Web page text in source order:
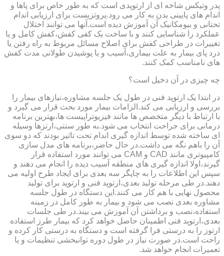
پدر وتیکس شاخه ای از ارتوپدی است که به طور خاص برای پاها و
اندام های پایینی بدن به کار می رود.پروتزیست برای ارزیابی اندام
تحتانی و بیومکانیک آن آموزش دیده است.آنها می توانند اختلال
عملکرد را شناسایی کنند و با ساخت یک کفی کفش،کفش کامل و یا
تغییرات در طراحی کفش برای اصلاح مسائل مربوط به راه رفتن یا
درد پای بیمار به علت بیماری،آسیب و یا پوشیدن طولانی مدت کفش
های نامناسب کمک کنند.
چه چیزی در آن دخیل است؟
در ابتدا یک ارتوپد فنی در طول یک جلسه مشاوره،نیازهای بیمار را
بررسی و ارزیابی می کند.الزامات بیمار مورد بحث قرار می گیرد و
با ارتباط با دیگر متخصص ها مانند فیزیوتراپیست ها،بهترین برنامه
درمانی برای جراحت انتخاب می شود.به طور سنتی،ارتزها وسیله
ای ساخته شده توسط اندازه گیری اندام تحت تاثیر بودند که دو سوی
آن را باهم نگه می داشت.در حال حاضر،برنامه های مدل سازی
کامپیوتری مانند CAD و CAM می توانند مورد استفاده قرار
گیرند،اولا اندازه گیری های منطقه آسیب دیده را انجام می دهند و
سپس این اطلاعات را به چاپگر سه بعدی برای ایجاد طرح اولیه می
دهند.در طی مرحله تولید بعدی،ارتوپد فنی و ارتوپد برای تولید
محصول نهایی با هم کار می کنند.این دستگاه در طول جلسه
مشاوره بعدی نصب می شود و بیمار به طور کامل در زمینه
استفاده،نصب و برداشتن آن آموزش می بیند.در طی جلسات
بعدی،ارتوپد فنی اطمینان حاصل خواهد کرد که بیمار طرز استفاده
ارتوز را به درستی فرا گرفته است و دستگاه به درستی کار کرده و
راحت است.در صورت نیاز در طول دوره توانبخشی تنظیمات و یا
تعمیرات انجام خواهد شد.